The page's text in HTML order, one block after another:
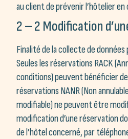
au client de prévenir l’hôtelier en
2 – 2 Modification
Finalité de la collecte de
Seules les réservations RACK
conditions) peuvent bénéficier
réservations NANR (Non
modifiable) ne peuvent être
modification d’une réservation
de l’hôtel concerné, par